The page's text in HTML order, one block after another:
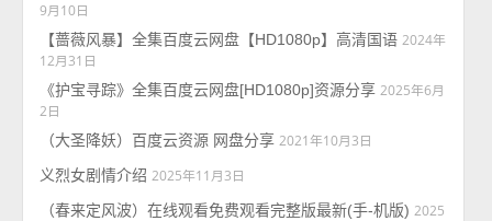
9月10日
【蔷薇风暴】全集百度云网盘【HD1080p】高清国语 2024年
12月31日
《护宝寻踪》全集百度云网盘[HD1080p]资源分享 2025年6月
2日
（大圣降妖）百度云资源 网盘分享 2021年10月3日
义烈女剧情介绍 2025年11月3日
（春来定风波）在线观看免费观看完整版最新(手-机版) 2025